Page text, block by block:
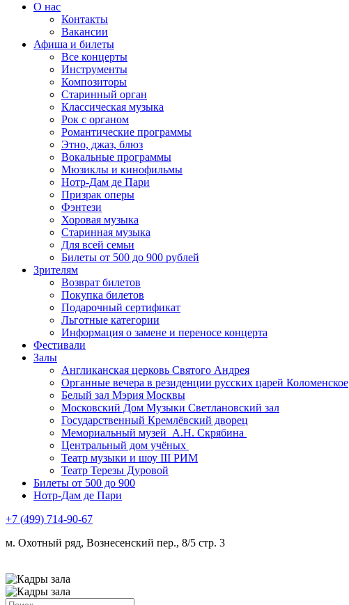
О нас
Контакты
Вакансии
Афиша и билеты
Все концерты
Инструменты
Композиторы
Старинный орган
Классическая музыка
Рок с органом
Романтические программы
Этно, джаз, блюз
Вокальные программы
Мюзиклы и кинофильмы
Нотр-Дам де Пари
Призрак оперы
Фэнтези
Хоровая музыка
Старинная музыка
Для всей семьи
Билеты от 500 до 900 рублей
Зрителям
Возврат билетов
Покупка билетов
Подарочный сертификат
Льготные категории
Информация о замене и переносе концерта
Фестивали
Залы
Англиканская церковь Святого Андрея
Органные вечера в резиденции русских царей Коломенское
Белый зал Мэрия Москвы
Московский Дом Музыки Светлановский зал
Государственный Кремлёвский дворец
Мемориальный музей А.Н. Скрябина
Центральный дом учёных
Театр музыки и шоу III РИМ
Театр Терезы Дуровой
Билеты от 500 до 900
Нотр-Дам де Пари
+7 (499) 714-90-67
м. Охотный ряд, Вознесенский пер., 8/5 стр. 3